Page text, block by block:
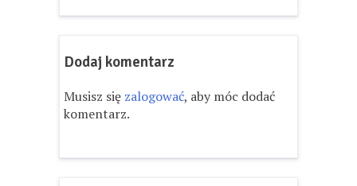
Dodaj komentarz
Musisz się zalogować, aby móc dodać
komentarz.